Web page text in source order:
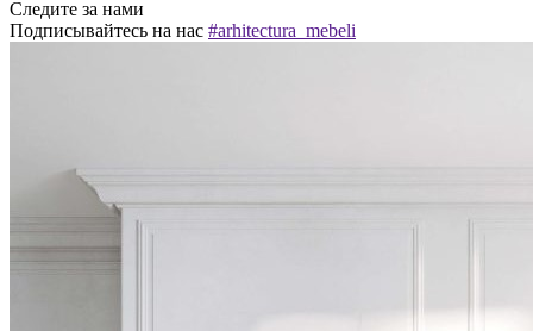
Следите за нами
Подписывайтесь на нас #arhitectura_mebeli